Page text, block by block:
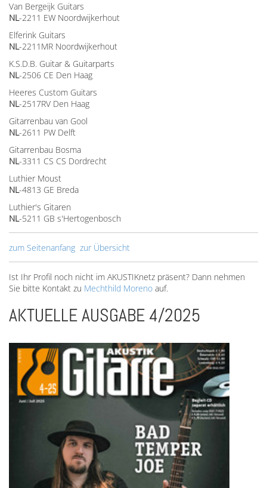
Van Bergeijk Guitars
NL-2211 EW Noordwijkerhout
Elferink Guitars
NL-2211MR Noordwijkerhout
K.S.D.B. Guitar & Guitarparts
NL-2506 CE Den Haag
Heeres Custom Guitars
NL-2517RV Den Haag
Gitarrenbau van Gool
NL-2611 PW Delft
Gitarrenbau Bosma
NL-3311 CS CS Dordrecht
Luthier Moust
NL-4813 GE Breda
Luthier's Gitaren
NL-5211 GB s'Hertogenbosch
zum Seitenanfang zur Übersicht
Ist Ihr Profil noch nicht im AKUSTIKnetz präsent? Dann nehmen
Sie bitte Kontakt zu Mechthild Moreno auf.
AKTUELLE AUSGABE 4/2025